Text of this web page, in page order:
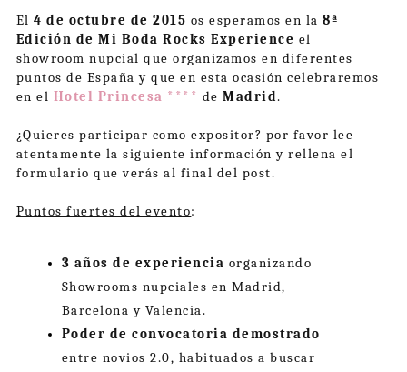
El4 de octubre de 2015 os esperamos en la8ª
Edición de Mi Boda Rocks Experience el
showroom nupcial que organizamos en diferentes
puntos de España y que en esta ocasión celebraremos
en el Hotel Princesa **** deMadrid.
¿Quieres participar como expositor? por favor lee
atentamente la siguiente información y rellena el
formulario que verás al final del post.
Puntos fuertes del evento:
3 años de experiencia organizando
Showrooms nupciales en Madrid,
Barcelona y Valencia.
Poder de convocatoria demostrado
entre novios 2.0, habituados a buscar